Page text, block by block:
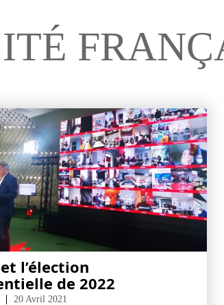
et l’élection
de 2022
20 Avril 2021